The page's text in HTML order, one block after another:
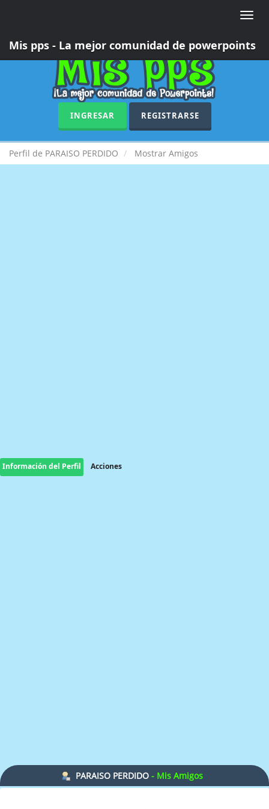
Toggle
Mis pps - La mejor comunidad de powerpoints
INGRESAR REGISTRARSE
Perfil de PARAISO PERDIDO Mostrar Amigos
Información del Perfil Acciones
PARAISO PERDIDO - Mis Amigos